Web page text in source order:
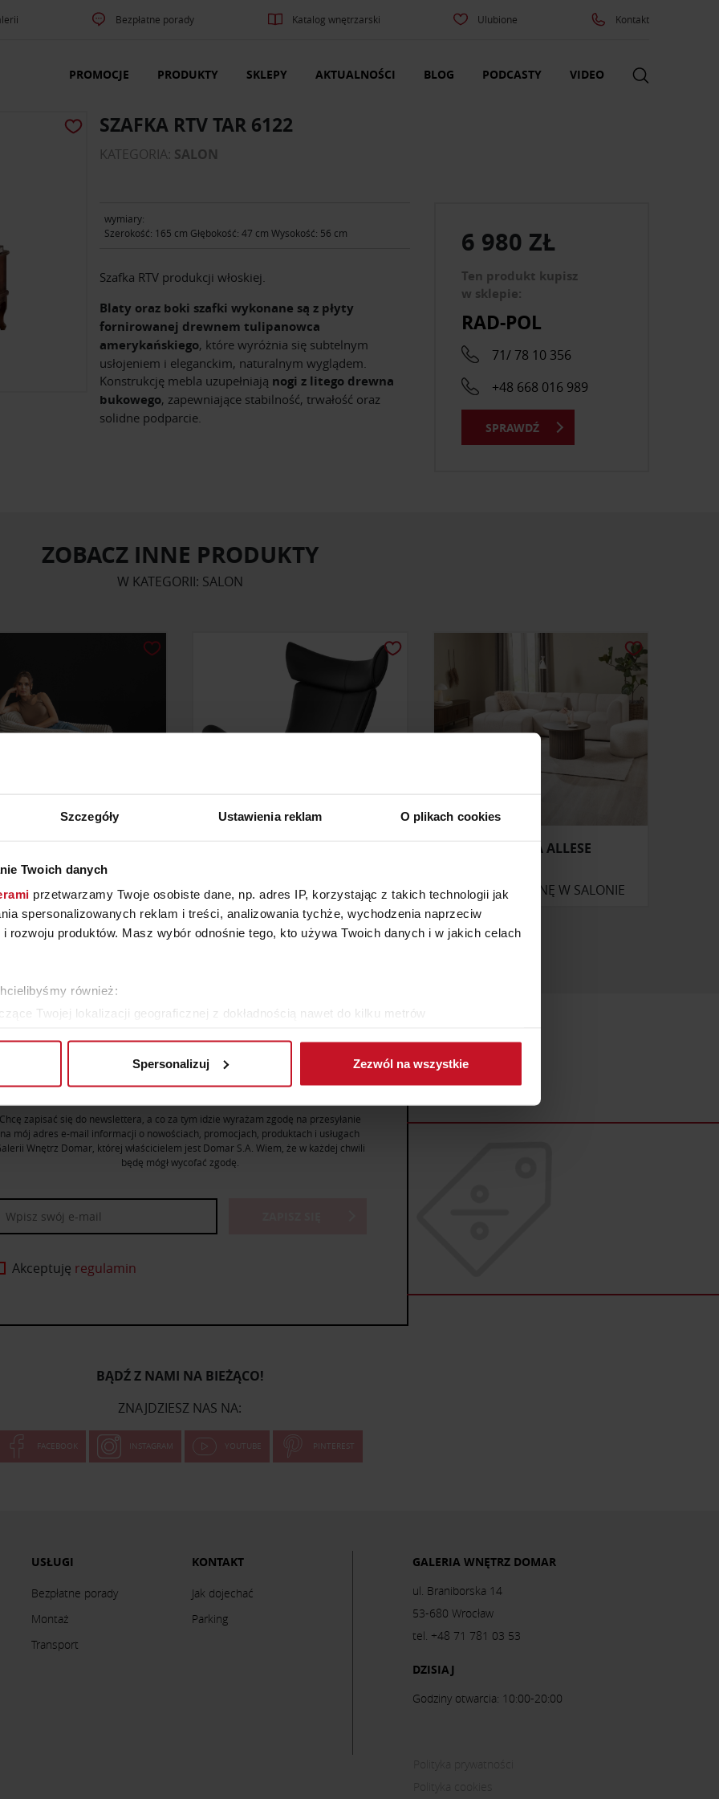
Szczegóły Ustawienia reklam O plikach cookies
Twoich danych
przetwarzamy Twoje osobiste dane, np. adres IP, korzystając z takich technologii jak
spersonalizowanych reklam i treści, analizowania tychże, wychodzenia naprzeciw
rozwoju produktów. Masz wybór odnośnie tego, kto używa Twoich danych i w jakich celach
również:
Twojej lokalizacji geograficznej z dokładnością nawet do kilku metrów
jak Twoje osobiste dane są przetwarzane oraz ustaw własne preferencje w
spersonalizowania treści i reklam, aby oferować funkcje społecznościowe i analizować
o tym, jak korzystasz z naszej witryny, udostępniamy partnerom społecznościowym,
mogą połączyć te informacje z innymi danymi otrzymanymi od Ciebie lub
Spersonalizuj Zezwól na wszystkie
Bezpłatne porady Katalog wnętrzarski Ulubione Kontakt
PROMOCJE PRODUKTY SKLEPY AKTUALNOŚCI BLOG PODCASTY VIDEO
SZAFKA RTV TAR 6122
KATEGORIA: SALON
wymiary:
Szerokość: 165 cm Głębokość: 47 cm Wysokość: 56 cm
Szafka RTV produkcji włoskiej.
Blaty oraz boki szafki wykonane są z płyty
fornirowanej drewnem tulipanowca
amerykańskiego, które wyróżnia się subtelnym
usłojeniem i eleganckim, naturalnym wyglądem.
Konstrukcję mebla uzupełniają nogi z litego drewna
bukowego, zapewniające stabilność, trwałość oraz
solidne podparcie.
6 980 ZŁ
Ten produkt kupisz
w sklepie:
RAD-POL
71/ 78 10 356
+48 668 016 989
SPRAWDŹ
ZOBACZ INNE PRODUKTY
W KATEGORII: SALON
SFERA
O CENĘ W SALONIE
ZAPYTAJ O CENĘ W SALONIE
KANAPA ALLESE
ZAPYTAJ O CENĘ W SALONIE
NEWSLETTER DOMAR
Chcę zapisać się do newslettera, a co za tym idzie wyrażam zgodę na przesyłanie
na mój adres e-mail informacji o nowościach, promocjach, produktach i usługach
Wnętrz Domar, której właścicielem jest Domar S.A. Wiem, że w każdej chwili
będę mógł wycofać zgodę.
Akceptuję regulamin
BĄDŹ Z NAMI NA BIEŻĄCO!
ZNAJDZIESZ NAS NA:
FACEBOOK INSTAGRAM YOUTUBE PINTEREST
USŁUGI
Bezpłatne porady
Montaż
Transport
KONTAKT
Jak dojechać
Parking
GALERIA WNĘTRZ DOMAR
ul. Braniborska 14
53-680 Wrocław
tel. +48 71 781 03 53
DZISIAJ
Godziny otwarcia: 10:00-20:00